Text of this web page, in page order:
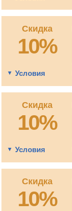
Скидка
10%
Условия
Скидка
10%
Условия
Скидка
10%